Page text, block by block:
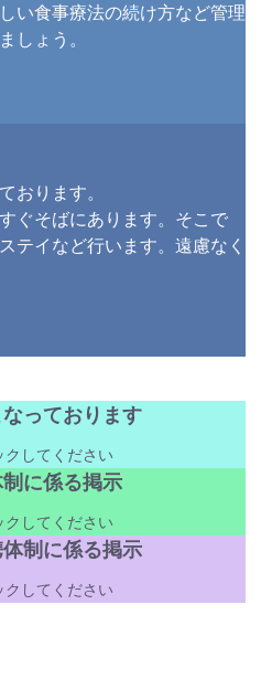
い食事療法の続け方など管理
しょう。
おります。
ぐそばにあります。そこで
テイなど行います。遠慮なく
っております
してください
に係る掲示
してください
制に係る掲示
してください